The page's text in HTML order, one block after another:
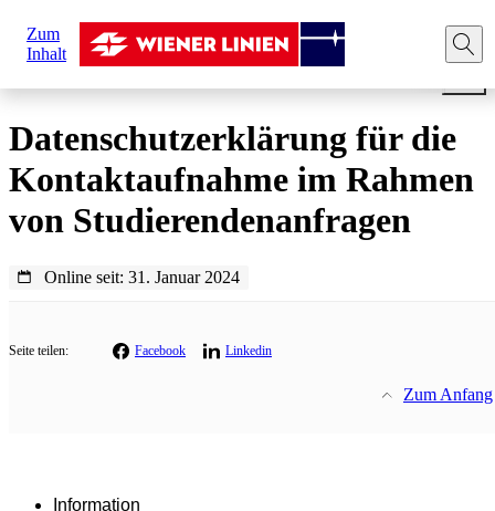
Zum
Inhalt
sind
hier:
Startseite Rechtliche Hinweise Datenschutz
Datenschutzerklärung für die
Kontaktaufnahme im Rahmen
von Studierendenanfragen
Online seit: 31. Januar 2024
Seite teilen: Facebook Linkedin
Zum Anfang
Information